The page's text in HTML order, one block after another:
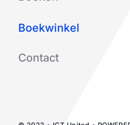
Boekwinkel
Contact